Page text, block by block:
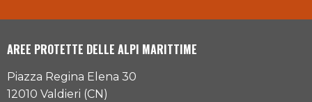
AREE PROTETTE DELLE ALPI MARITTIME
Piazza Regina Elena 30
12010 Valdieri (CN)